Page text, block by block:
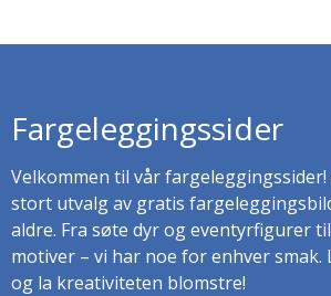
Fargeleggingssider
Velkommen til vår
stort utvalg av gratis
aldre. Fra søte dyr og eventyrfigurer
motiver – vi har noe for enhver smak.
og la kreativiteten blomstre!